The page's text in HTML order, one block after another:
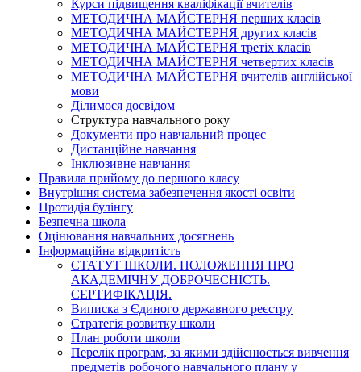
Курси підвищення кваліфікації вчителів
МЕТОДИЧНА МАЙСТЕРНЯ перших класів
МЕТОДИЧНА МАЙСТЕРНЯ других класів
МЕТОДИЧНА МАЙСТЕРНЯ третіх класів
МЕТОДИЧНА МАЙСТЕРНЯ четвертих класів
МЕТОДИЧНА МАЙСТЕРНЯ вчителів англійської
мови
Ділимося досвідом
Структура навчального року
Документи про навчальний процес
Дистанційне навчання
Інклюзивне навчання
Правила прийому до першого класу
Внутрішня система забезпечення якості освіти
Протидія булінгу
Безпечна школа
Оцінювання навчальних досягнень
Інформаційна відкритість
СТАТУТ ШКОЛИ. ПОЛОЖЕННЯ ПРО
АКАДЕМІЧНУ ДОБРОЧЕСНІСТЬ.
СЕРТИФІКАЦІЯ.
Виписка з Єдиного державного реєстру
Стратегія розвитку школи
План роботи школи
Перелік програм, за якими здійснюється вивчення
предметів робочого навчального плану у